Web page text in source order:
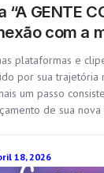
GENTE
com a
plataformas e
por sua trajetória
um passo
de sua nova
18, 2026